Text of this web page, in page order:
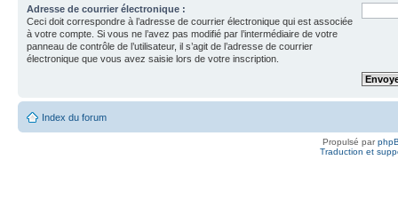
Adresse de courrier électronique :
Ceci doit correspondre à l’adresse de courrier électronique qui est associée
à votre compte. Si vous ne l’avez pas modifié par l’intermédiaire de votre
panneau de contrôle de l’utilisateur, il s’agit de l’adresse de courrier
électronique que vous avez saisie lors de votre inscription.
Index du forum
Propulsé par
Traduction et